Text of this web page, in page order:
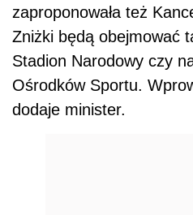
zaproponowała też
Zniżki będą obejmować
Stadion Narodowy czy
Ośrodków Sportu.
dodaje minister.